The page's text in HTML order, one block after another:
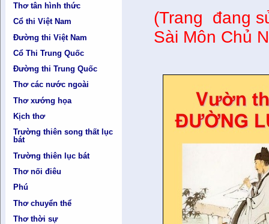
Thơ tân hình thức
Cổ thi Việt Nam
Đường thi Việt Nam
Cổ Thi Trung Quốc
Đường thi Trung Quốc
Thơ các nước ngoài
Thơ xướng họa
Kịch thơ
Trường thiên song thất lục
bát
Trường thiên lục bát
Thơ nối điêu
Phú
Thơ chuyển thể
Thơ thời sự
(Trang đang
Sài Môn Chủ